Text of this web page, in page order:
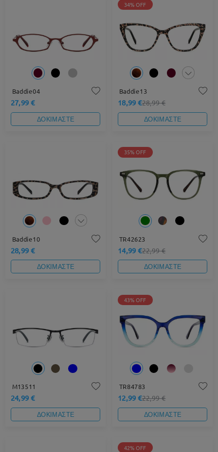
Baddie04
27,99 €
ΔΟΚΙΜΑΣΤΕ
34% OFF
Baddie13
18,99 €28,99 €
ΔΟΚΙΜΑΣΤΕ
Baddie10
28,99 €
ΔΟΚΙΜΑΣΤΕ
35% OFF
TR42623
14,99 €22,99 €
ΔΟΚΙΜΑΣΤΕ
M13511
24,99 €
ΔΟΚΙΜΑΣΤΕ
43% OFF
TR84783
12,99 €22,99 €
ΔΟΚΙΜΑΣΤΕ
42% OFF